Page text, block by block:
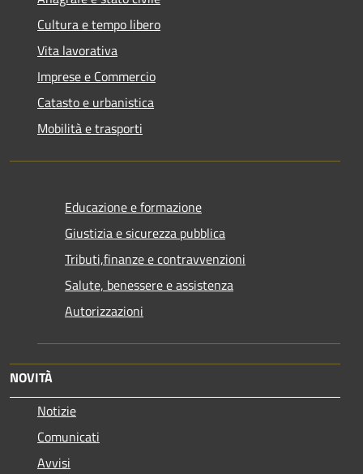
Cultura e tempo libero
Vita lavorativa
Imprese e Commercio
Catasto e urbanistica
Mobilità e trasporti
Educazione e formazione
Giustizia e sicurezza pubblica
Tributi,finanze e contravvenzioni
Salute, benessere e assistenza
Autorizzazioni
NOVITÀ
Notizie
Comunicati
Avvisi